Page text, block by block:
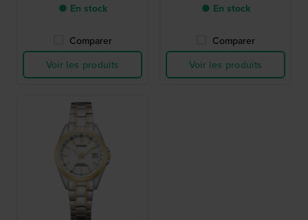
● En stock
Comparer
Voir les produits
● En stock
Comparer
Voir les produits